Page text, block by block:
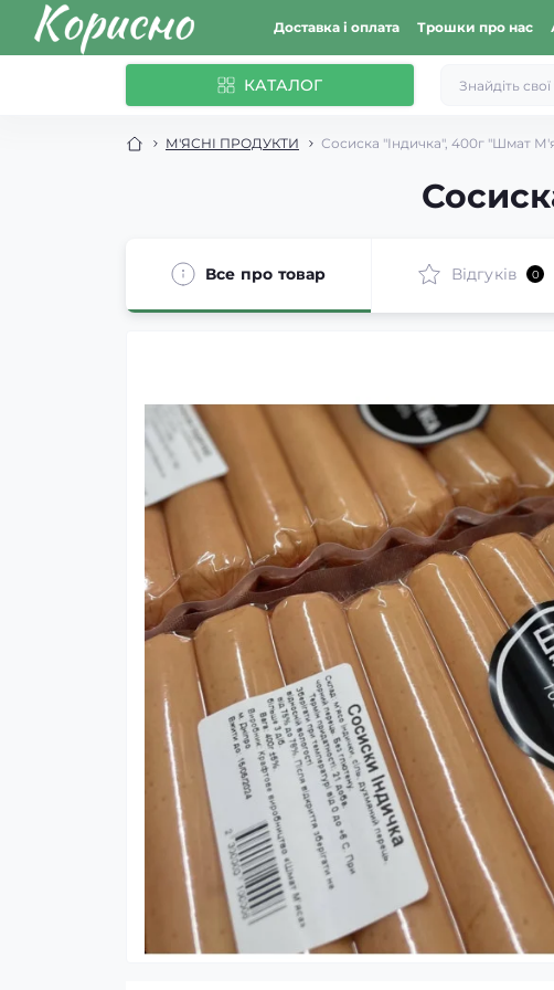
Доставка і оплата Трошки про нас
КАТАЛОГ
М'ЯСНІ ПРОДУКТИ Сосиска "Індичка", 400г "Шмат
Все про товар Відгуків 0